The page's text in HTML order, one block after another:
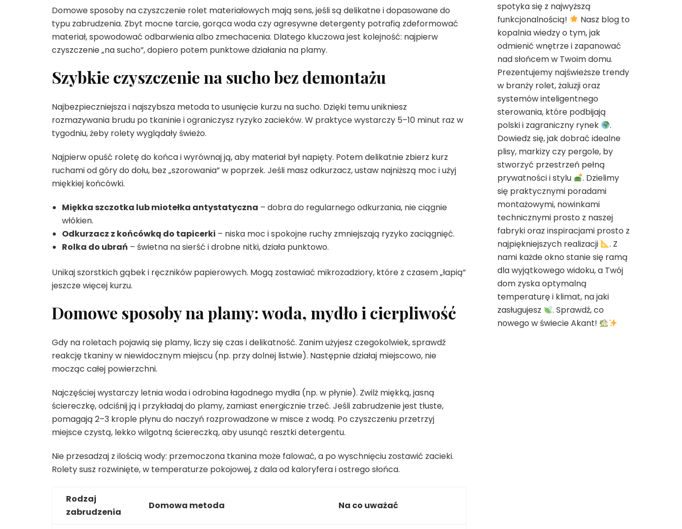
Domowe sposoby na czyszczenie rolet materiałowych mają sens, jeśli są delikatne i dopasowane do
typu zabrudzenia. Zbyt mocne tarcie, gorąca woda czy agresywne detergenty potrafią zdeformować
materiał, spowodować odbarwienia albo zmechacenia. Dlatego kluczowa jest kolejność: najpierw
czyszczenie „na sucho”, dopiero potem punktowe działania na plamy.
Szybkie czyszczenie na sucho bez demontażu
Najbezpieczniejsza i najszybsza metoda to usunięcie kurzu na sucho. Dzięki temu unikniesz
rozmazywania brudu po tkaninie i ograniczysz ryzyko zacieków. W praktyce wystarczy 5–10 minut raz w
tygodniu, żeby rolety wyglądały świeżo.
Najpierw opuść roletę do końca i wyrównaj ją, aby materiał był napięty. Potem delikatnie zbierz kurz
ruchami od góry do dołu, bez „szorowania” w poprzek. Jeśli masz odkurzacz, ustaw najniższą moc i użyj
miękkiej końcówki.
Miękka szczotka lub miotełka antystatyczna – dobra do regularnego odkurzania, nie ciągnie
włókien.
Odkurzacz z końcówką do tapicerki – niska moc i spokojne ruchy zmniejszają ryzyko zaciągnięć.
Rolka do ubrań – świetna na sierść i drobne nitki, działa punktowo.
Unikaj szorstkich gąbek i ręczników papierowych. Mogą zostawiać mikrozadziory, które z czasem „łapią”
jeszcze więcej kurzu.
Domowe sposoby na plamy: woda, mydło i cierpliwość
Gdy na roletach pojawią się plamy, liczy się czas i delikatność. Zanim użyjesz czegokolwiek, sprawdź
reakcję tkaniny w niewidocznym miejscu (np. przy dolnej listwie). Następnie działaj miejscowo, nie
mocząc całej powierzchni.
Najczęściej wystarczy letnia woda i odrobina łagodnego mydła (np. w płynie). Zwilż miękką, jasną
ściereczkę, odciśnij ją i przykładaj do plamy, zamiast energicznie trzeć. Jeśli zabrudzenie jest tłuste,
pomagają 2–3 krople płynu do naczyń rozprowadzone w misce z wodą. Po czyszczeniu przetrzyj
miejsce czystą, lekko wilgotną ściereczką, aby usunąć resztki detergentu.
Nie przesadzaj z ilością wody: przemoczona tkanina może falować, a po wyschnięciu zostawić zacieki.
Rolety susz rozwinięte, w temperaturze pokojowej, z dala od kaloryfera i ostrego słońca.
Rodzaj
zabrudzenia
Domowa metoda Na co uważać
spotyka się z najwyższą
funkcjonalnością!
Nasz blog to
kopalnia wiedzy o tym, jak
odmienić wnętrze i zapanować
nad słońcem w Twoim domu.
Prezentujemy najświeższe trendy
w branży rolet, żaluzji oraz
systemów inteligentnego
sterowania, które podbijają
polski i zagraniczny rynek
.
Dowiedz się, jak dobrać idealne
plisy, markizy czy pergole, by
stworzyć przestrzeń pełną
prywatności i stylu
. Dzielimy
się praktycznymi poradami
montażowymi, nowinkami
technicznymi prosto z naszej
fabryki oraz inspiracjami prosto z
najpiękniejszych realizacji
. Z
nami każde okno stanie się ramą
dla wyjątkowego widoku, a Twój
dom zyska optymalną
temperaturę i klimat, na jaki
zasługujesz
. Sprawdź, co
nowego w świecie Akant!